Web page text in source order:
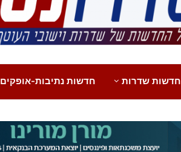
חדשות שדרות חדשות נתיבות-אופקים